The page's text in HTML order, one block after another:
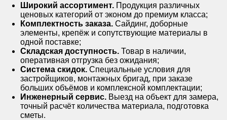
Широкий ассортимент. Продукция различных
ценовых категорий от эконом до премиум класса;
Комплектность заказа. Сайдинг, доборные
элементы, крепёж и сопутствующие материалы в
одной поставке;
Складская доступность. Товар в наличии,
оперативная отгрузка без ожидания;
Система скидок. Специальные условия для
застройщиков, монтажных бригад, при заказе
больших объёмов и комплексной комплектации;
Инженерный сервис. Выезд на объект для замера,
точный расчёт количества материала, подготовка
сметы.